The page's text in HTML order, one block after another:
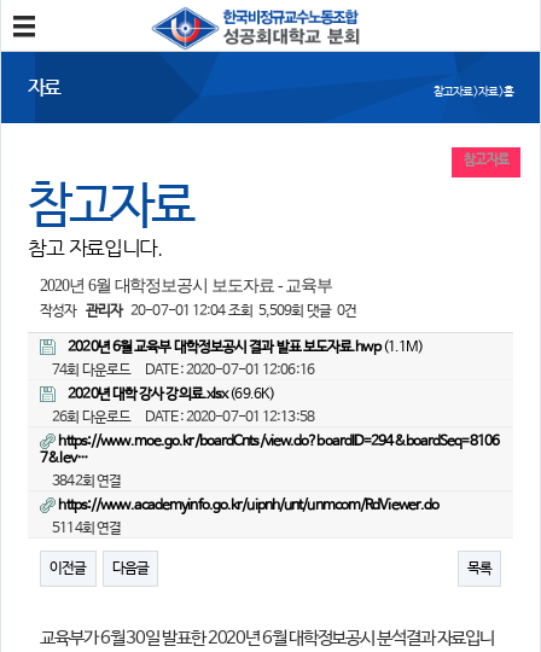
분회소개
소식
공지사항
언론보도
참여
자유게시판 건의사항
자료
사진/영상자료
참고자료
자료 참고자료 > 자료 > 홈
참고자료
참고 자료입니다.
참고자료
2020년 6월 대학정보공시 보도자료 - 교육부
작성자 관리자 20-07-01 12:04조회 5,509회 댓글 0건
2020년 6월 교육부 대학정보공시 결과 발표 보도자료.hwp(1.1M)
74회 다운로드
DATE : 2020-07-01 12:06:16
2020년 대학 강사 강의료.xlsx(69.6K)
26회 다운로드
DATE : 2020-07-01 12:13:58
https://www.moe.go.kr/boardCnts/view.do?boardID=294&boardSeq=8106
7&lev…
3842회 연결
https://www.academyinfo.go.kr/uipnh/unt/unmcom/RdViewer.do
5114회 연결
이전글 다음글 목록
교육부가 6월 30일 발표한 2020년 6월 대학정보공시 분석결과 자료입니